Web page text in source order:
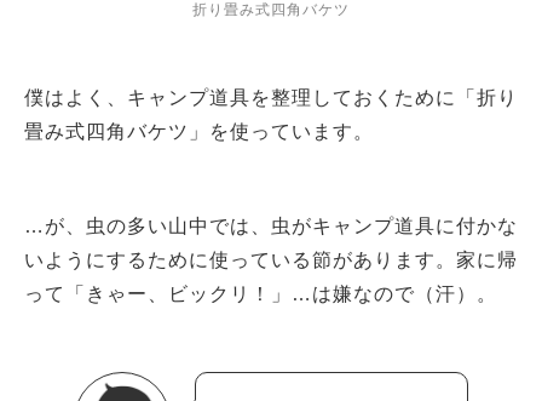
折り畳み式四角バケツ
僕はよく、キャンプ道具を整理しておくために「折り
畳み式四角バケツ」を使っています。
…が、虫の多い山中では、虫がキャンプ道具に付かな
いようにするために使っている節があります。家に帰
って「きゃー、ビックリ！」…は嫌なので（汗）。